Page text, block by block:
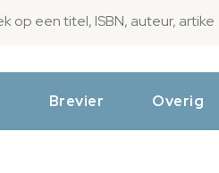
Brevier Overig